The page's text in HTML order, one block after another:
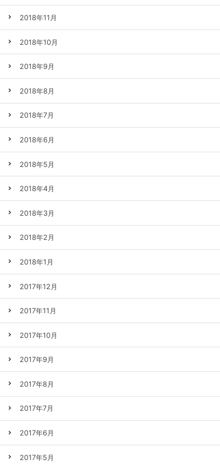
2018年11月
2018年10月
2018年9月
2018年8月
2018年7月
2018年6月
2018年5月
2018年4月
2018年3月
2018年2月
2018年1月
2017年12月
2017年11月
2017年10月
2017年9月
2017年8月
2017年7月
2017年6月
2017年5月